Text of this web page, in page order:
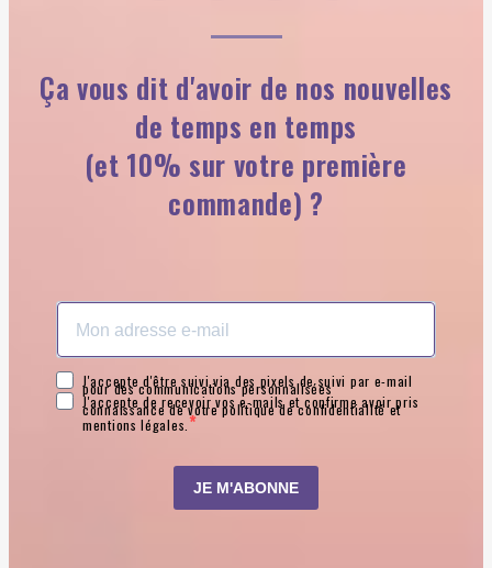
Ça vous dit d'avoir de nos nouvelles
de temps en temps
(et 10% sur votre première
commande) ?